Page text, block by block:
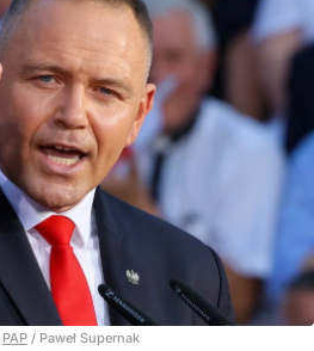
PAP / Paweł Supernak